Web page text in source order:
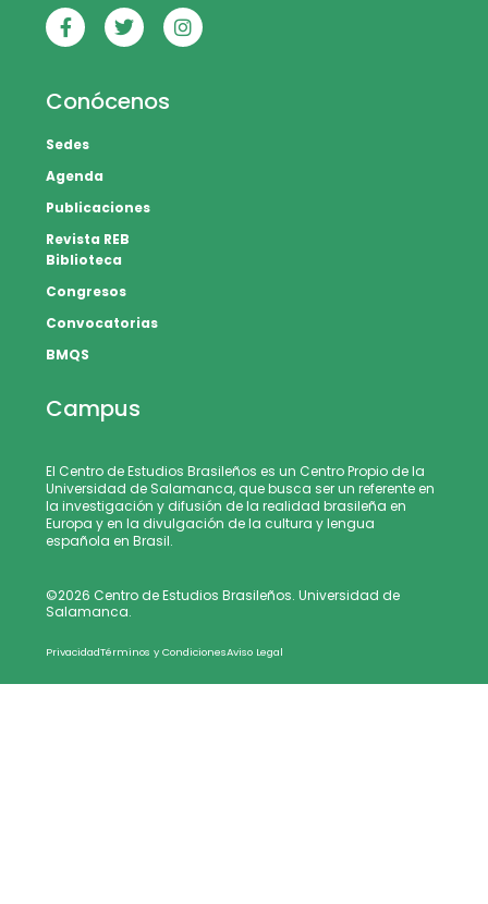
Conócenos
Sedes
Agenda
Publicaciones
Revista REB
Biblioteca
Congresos
Convocatorias
BMQS
Campus
El Centro de Estudios Brasileños es un Centro Propio de la
Universidad de Salamanca, que busca ser un referente en
la investigación y difusión de la realidad brasileña en
Europa y en la divulgación de la cultura y lengua
española en Brasil.
©2026 Centro de Estudios Brasileños. Universidad de
Salamanca.
PrivacidadTérminos y CondicionesAviso Legal